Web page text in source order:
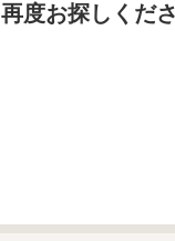
度お探しくださ